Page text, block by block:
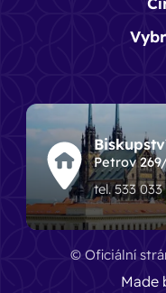
Petrov
tel. 533 033
© Oficiální
Made